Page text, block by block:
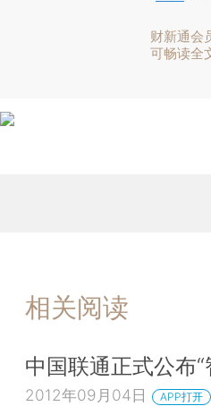
财新通会
可畅读全
相关阅读
中国联通正式公布
2012年09月04日 APP打开